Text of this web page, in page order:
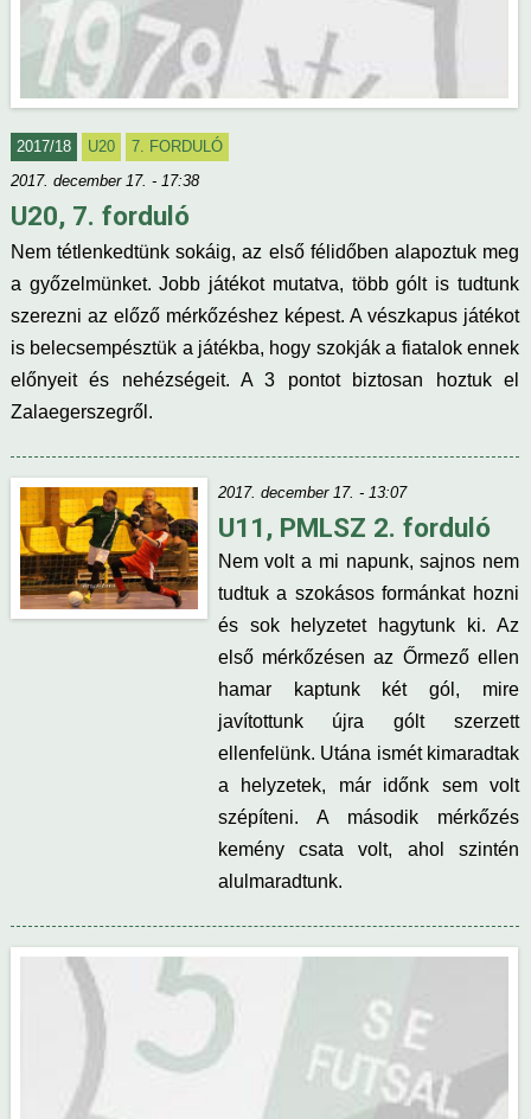
2017/18 U20
7. FORDULÓ
2017. december 17. - 17:38
U20, 7. forduló
Nem tétlenkedtünk sokáig, az első félidőben alapoztuk meg
a győzelmünket. Jobb játékot mutatva, több gólt is tudtunk
szerezni az előző mérkőzéshez képest. A vészkapus játékot
is belecsempésztük a játékba, hogy szokják a fiatalok ennek
előnyeit és nehézségeit. A 3 pontot biztosan hoztuk el
Zalaegerszegről.
2017. december 17. - 13:07
U11, PMLSZ 2. forduló
Nem volt a mi napunk, sajnos nem
tudtuk a szokásos formánkat hozni
és sok helyzetet hagytunk ki. Az
első mérkőzésen az Őrmező ellen
hamar kaptunk két gól, mire
javítottunk újra gólt szerzett
ellenfelünk. Utána ismét kimaradtak
a helyzetek, már időnk sem volt
szépíteni. A második mérkőzés
kemény csata volt, ahol szintén
alulmaradtunk.